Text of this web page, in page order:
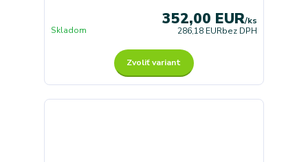
352,00 EUR/ks
286,18 EURbez DPH
Skladom
Zvoliť variant